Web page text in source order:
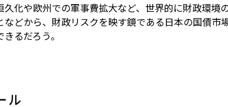
久化や欧州での軍事費拡大など、世界的に財政環
などから、財政リスクを映す鏡である日本の国債
るだろう。
ル